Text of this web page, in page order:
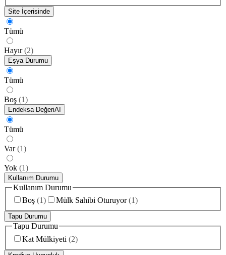
Site İçerisinde
Tümü
Hayır (2)
Eşya Durumu
Tümü
Boş (1)
Endeksa DeğeriAI
Tümü
Var (1)
Yok (1)
Kullanım Durumu
Kullanım Durumu
Boş (1) Mülk Sahibi Oturuyor (1)
Tapu Durumu
Tapu Durumu
Kat Mülkiyeti (2)